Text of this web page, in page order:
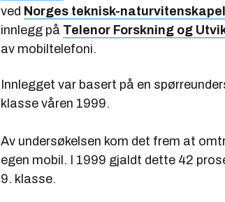
ved Norges teknisk-
innlegg på Telenor Forskning og
av mobiltelefoni.
Innlegget var basert på en
klasse våren 1999.
Av undersøkelsen kom det frem at
egen mobil. I 1999 gjaldt dette 42
9. klasse.